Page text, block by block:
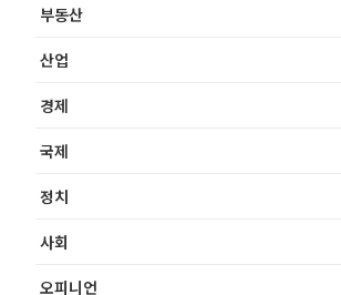
부동산
산업
경제
국제
정치
사회
오피니언